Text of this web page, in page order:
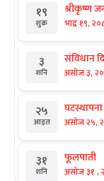
१९
शुक्र
श्रीकृष्ण
भाद्र १९,
३
शनि
संविधान
असोज ३,
२५
आइत
घटस्थापना
असोज २५,
३१
शनि
फूलपाती
असोज ३१ ,